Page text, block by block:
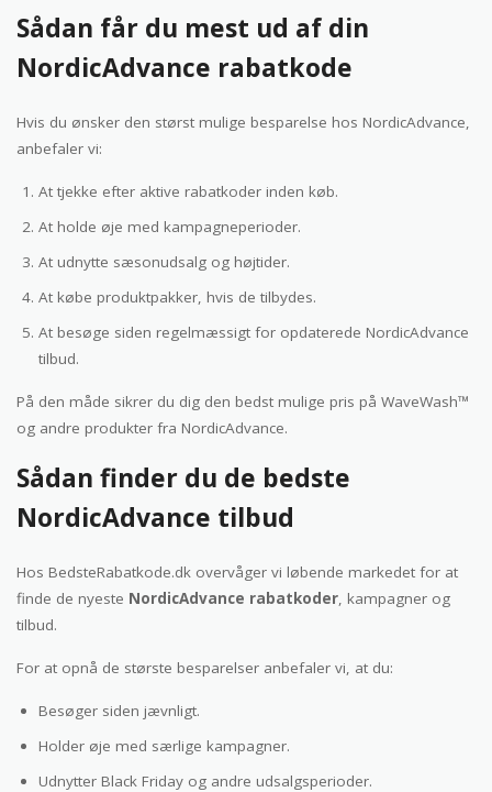
Sådan får du mest ud af din
NordicAdvance rabatkode
Hvis du ønsker den størst mulige besparelse hos NordicAdvance,
anbefaler vi:
At tjekke efter aktive rabatkoder inden køb.
At holde øje med kampagneperioder.
At udnytte sæsonudsalg og højtider.
At købe produktpakker, hvis de tilbydes.
At besøge siden regelmæssigt for opdaterede NordicAdvance
tilbud.
På den måde sikrer du dig den bedst mulige pris på WaveWash™
og andre produkter fra NordicAdvance.
Sådan finder du de bedste
NordicAdvance tilbud
Hos BedsteRabatkode.dk overvåger vi løbende markedet for at
finde de nyeste NordicAdvance rabatkoder , kampagner og
tilbud.
For at opnå de største besparelser anbefaler vi, at du:
Besøger siden jævnligt.
Holder øje med særlige kampagner.
Udnytter Black Friday og andre udsalgsperioder.